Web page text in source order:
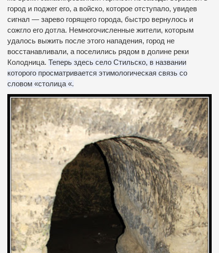
город и поджег его, а войско, которое отступало, увидев
сигнал — зарево горящего города, быстро вернулось и
сожгло его дотла. Немногочисленные жители, которым
удалось выжить после этого нападения, город не
восстанавливали, а поселились рядом в долине реки
Колодница. Теперь здесь село Стильско, в названии
которого просматривается этимологическая связь со
словом «столица «.